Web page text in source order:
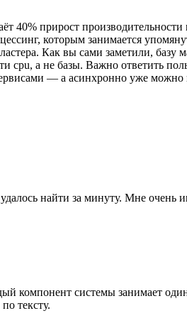
40% прирост производительности
которым занимается
Как вы сами заметили, базу
cpu, а не базы. Важно ответить
— а асинхронно уже можно
найти за минуту. Мне очень
компонент системы занимает
тексту.